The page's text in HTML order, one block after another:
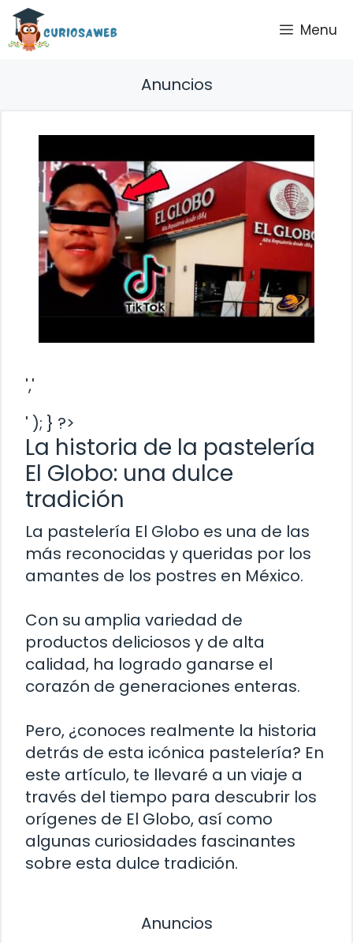
Saltar
contenido
Menu
Anuncios
','
' ); } ?>
La historia de la pastelería
El Globo: una dulce
tradición
La pastelería El Globo es una de las
más reconocidas y queridas por los
amantes de los postres en México.
Con su amplia variedad de
productos deliciosos y de alta
calidad, ha logrado ganarse el
corazón de generaciones enteras.
Pero, ¿conoces realmente la historia
detrás de esta icónica pastelería? En
este artículo, te llevaré a un viaje a
través del tiempo para descubrir los
orígenes de El Globo, así como
algunas curiosidades fascinantes
sobre esta dulce tradición.
Anuncios